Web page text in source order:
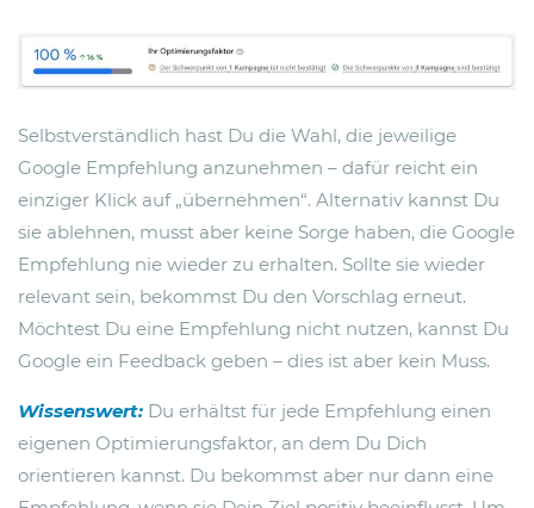
Selbstverständlich hast Du die Wahl, die jeweilige
Google Empfehlung anzunehmen – dafür reicht ein
einziger Klick auf „übernehmen“. Alternativ kannst Du
sie ablehnen, musst aber keine Sorge haben, die Google
Empfehlung nie wieder zu erhalten. Sollte sie wieder
relevant sein, bekommst Du den Vorschlag erneut.
Möchtest Du eine Empfehlung nicht nutzen, kannst Du
Google ein Feedback geben – dies ist aber kein Muss.
Wissenswert: Du erhältst für jede Empfehlung einen
eigenen Optimierungsfaktor, an dem Du Dich
orientieren kannst. Du bekommst aber nur dann eine